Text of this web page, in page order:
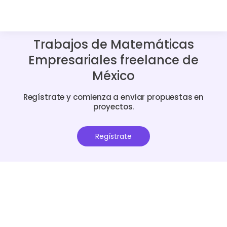
Trabajos de Matemáticas
Empresariales freelance de
México
Regístrate y comienza a enviar propuestas en
proyectos.
Regístrate